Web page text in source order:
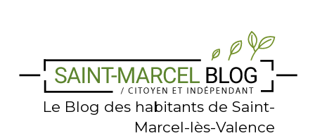
Le Blog des habitants de Saint-
Marcel-lès-Valence